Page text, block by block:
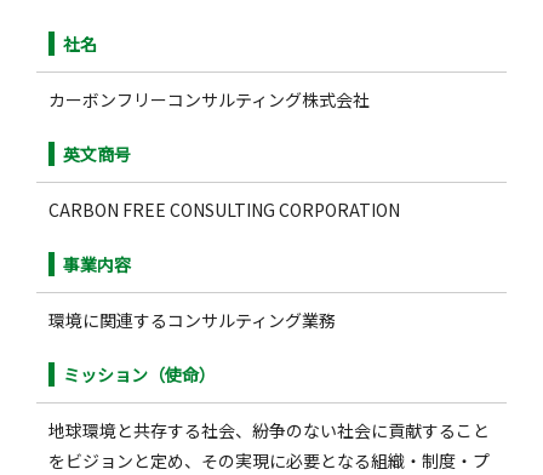
社名
カーボンフリーコンサルティング株式会社
英文商号
CARBON FREE CONSULTING CORPORATION
事業内容
環境に関連するコンサルティング業務
ミッション（使命）
地球環境と共存する社会、紛争のない社会に貢献すること
をビジョンと定め、その実現に必要となる組織・制度・プ